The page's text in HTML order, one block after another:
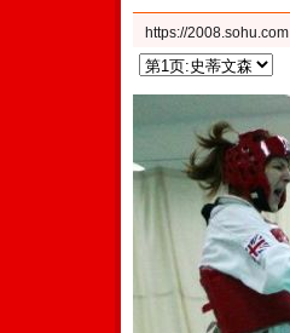
https://2008.sohu.com